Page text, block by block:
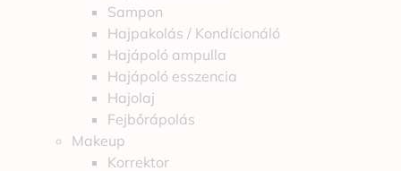
Sampon
Hajpakolás / Kondícionáló
Hajápoló ampulla
Hajápoló esszencia
Hajolaj
Fejbőrápolás
Makeup
Korrektor